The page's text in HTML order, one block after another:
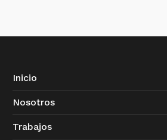
Inicio
Nosotros
Trabajos